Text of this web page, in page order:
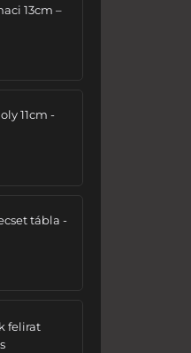
13cm –
11cm -
tábla -
felirat